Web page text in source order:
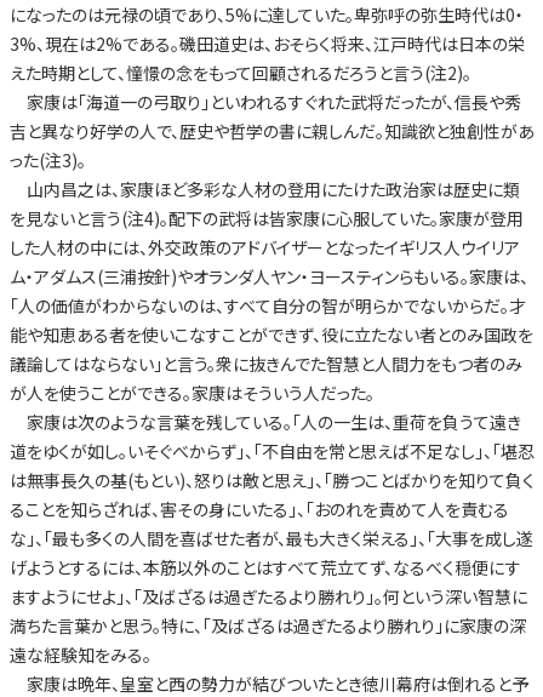
になったのは元禄の頃であり、5%に達していた。卑弥呼の弥生時代は0・
3%、現在は2%である。磯田道史は、おそらく将来、江戸時代は日本の栄
えた時期として、憧憬の念をもって回顧されるだろうと言う(注2)。
家康は「海道一の弓取り」といわれるすぐれた武将だったが、信長や秀
吉と異なり好学の人で、歴史や哲学の書に親しんだ。知識欲と独創性があ
った(注3)。
山内昌之は、家康ほど多彩な人材の登用にたけた政治家は歴史に類
を見ないと言う(注4)。配下の武将は皆家康に心服していた。家康が登用
した人材の中には、外交政策のアドバイザーとなったイギリス人ウイリア
ム・アダムス(三浦按針)やオランダ人ヤン・ヨースティンらもいる。家康は、
「人の価値がわからないのは、すべて自分の智が明らかでないからだ。才
能や知恵ある者を使いこなすことができず、役に立たない者とのみ国政を
議論してはならない」と言う。衆に抜きんでた智慧と人間力をもつ者のみ
が人を使うことができる。家康はそういう人だった。
家康は次のような言葉を残している。「人の一生は、重荷を負うて遠き
道をゆくが如し。いそぐべからず」、「不自由を常と思えば不足なし」、「堪忍
は無事長久の基(もとい)、怒りは敵と思え」、「勝つことばかりを知りて負く
ることを知らざれば、害その身にいたる」、「おのれを責めて人を責むる
な」、「最も多くの人間を喜ばせた者が、最も大きく栄える」、「大事を成し遂
げようとするには、本筋以外のことはすべて荒立てず、なるべく穏便にす
ますようにせよ」、「及ばざるは過ぎたるより勝れり」。何という深い智慧に
満ちた言葉かと思う。特に、「及ばざるは過ぎたるより勝れり」に家康の深
遠な経験知をみる。
家康は晩年、皇室と西の勢力が結びついたとき徳川幕府は倒れると予